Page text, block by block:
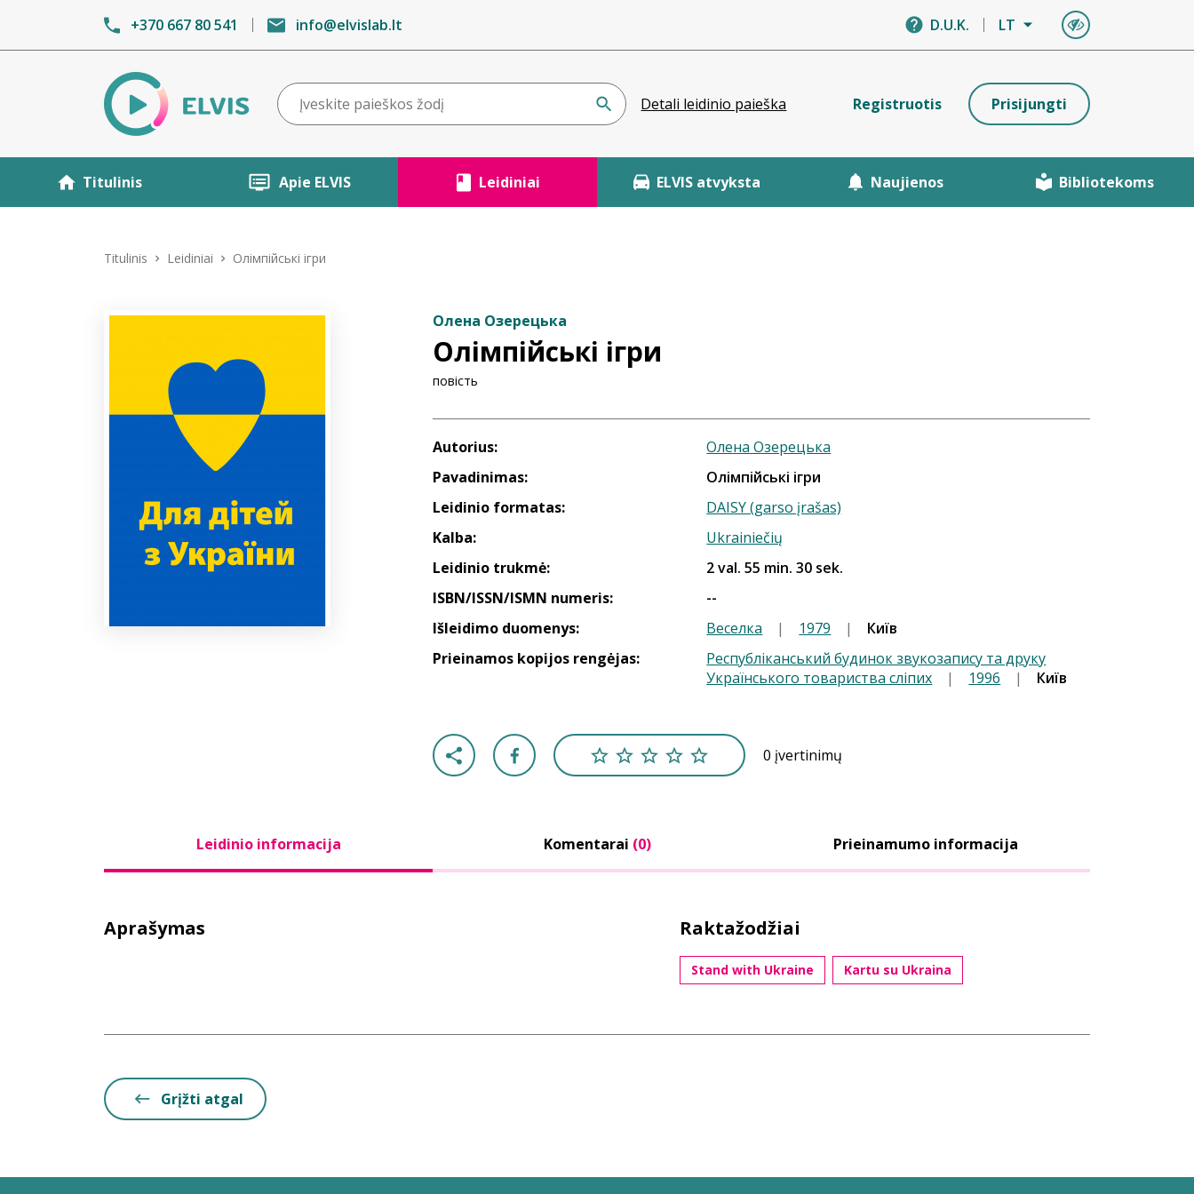
+370 667 80 541 info@elvislab.lt D.U.K. LT
Detali leidinio paieška Registruotis Prisijungti
Titulinis Apie ELVIS Leidiniai ELVIS atvyksta Naujienos Bibliotekoms
Titulinis Leidiniai Олімпійські ігри
Олена Озерецька
Олімпійські ігри
повість
Autorius:
Олена Озерецька
Pavadinimas:
Олімпійські ігри
Leidinio formatas:
DAISY (garso įrašas)
Kalba:
Ukrainiečių
Leidinio trukmė:
2 val. 55 min. 30 sek.
ISBN/ISSN/ISMN numeris:
--
Išleidimo duomenys:
Веселка | 1979 |
Київ
Prieinamos kopijos rengėjas:
Республіканський будинок звукозапису та друку
Українського товариства сліпих
| 1996 | Київ
0 įvertinimų
Leidinio informacija Komentarai (0) Prieinamumo informacija
Aprašymas Raktažodžiai
Stand with Ukraine Kartu su Ukraina
Grįžti atgal